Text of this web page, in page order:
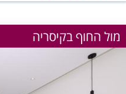
מול החוף בקיסריה